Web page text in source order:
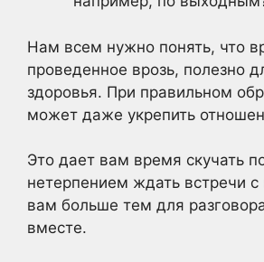
Нам всем нужно понять, что
проведенное врозь, полезно
здоровья. При правильном
может даже укрепить
Это дает вам время скучать
нетерпением ждать встречи
вам больше тем для
вместе.